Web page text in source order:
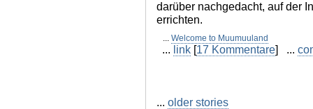
darüber nachgedacht, auf der
errichten.
... Welcome to Muumuuland
... link [17 Kommentare] ...
... older stories